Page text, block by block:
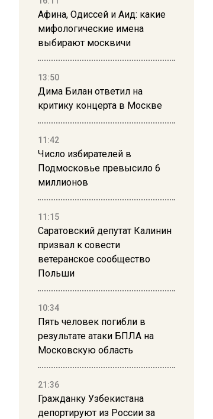
Афина, Одиссей и Аид: какие
мифологические имена
выбирают москвичи
13:50
Дима Билан ответил на
критику концерта в Москве
11:42
Число избирателей в
Подмосковье превысило 6
миллионов
11:15
Саратовский депутат Калинин
призвал к совести
ветеранское сообщество
Польши
10:34
Пять человек погибли в
результате атаки БПЛА на
Московскую область
21:36
Гражданку Узбекистана
депортируют из России за